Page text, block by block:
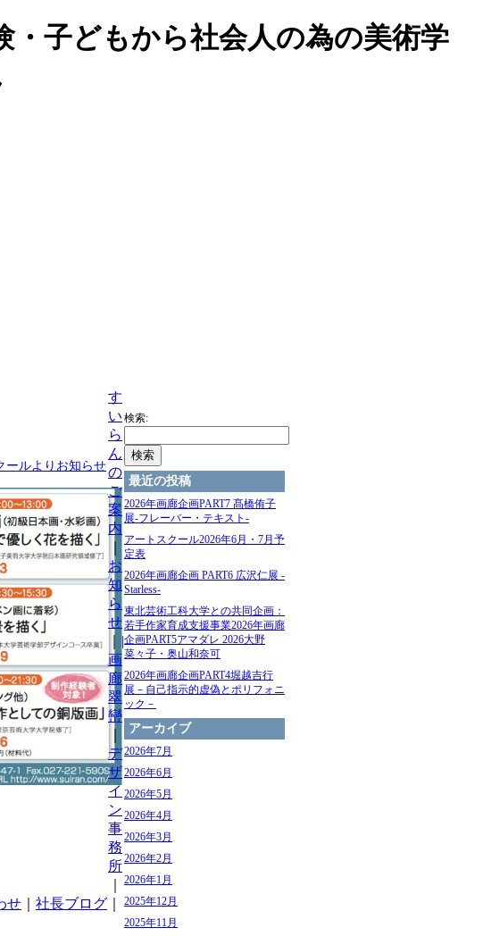
・子どもから社会人の為の美術学
ールよりお知らせ
検索:
最近の投稿
2026年画廊企画PART7 髙橋侑⼦
展-フレーバー・テキスト-
アートスクール2026年6月・7月予
定表
2026年画廊企画 PART6 広沢仁展 -
Starless-
東北芸術⼯科⼤学との共同企画：
若⼿作家育成⽀援事業2026年画廊
企画PART5アマダレ 2026⼤野
菜々⼦・奥⼭和奈可
2026年画廊企画PART4堀越吉行
展－自己指示的虚偽とポリフォニ
ック－
アーカイブ
2026年7月
2026年6月
2026年5月
2026年4月
2026年3月
2026年2月
2026年1月
2025年12月
2025年11月
す
い
ら
ん
の
ご
案
内
お
知
ら
せ
|
画
廊
翠
巒
デ
ザ
イ
ン
事
務
所
せ 社長ブログ